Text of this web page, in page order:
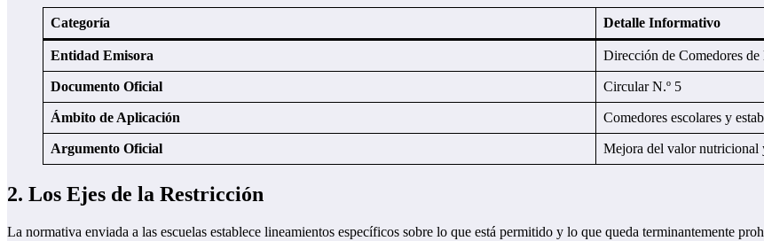
Categoría Detalle Informativo
Entidad Emisora Dirección de Comedores
Documento Oficial Circular N.º 5
Ámbito de Aplicación Comedores escolares y
Argumento Oficial Mejora del valor nutricional
2. Los Ejes de la Restricción
La normativa enviada a las escuelas establece lineamientos específicos sobre lo que está permitido y lo que queda terminantemente